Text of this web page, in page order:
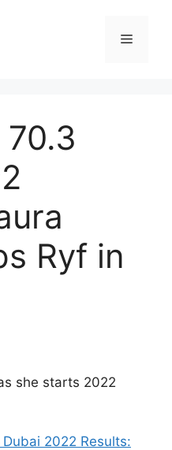
Menú
70.3
Ryf in
she starts 2022
2022 Results: